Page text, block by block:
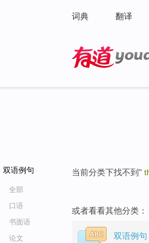
词典 翻译
双语例句
全部
口语
书面语
论文
当前分类下找不到"
或者看看其他分类：
双语例句